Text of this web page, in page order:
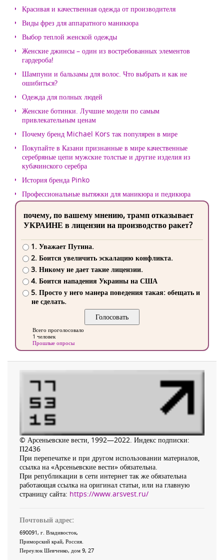
Красивая и качественная одежда от производителя
Виды фрез для аппаратного маникюра
Выбор теплой женской одежды
Женские джинсы – один из востребованных элементов
гардероба!
Шампуни и бальзамы для волос. Что выбрать и как не
ошибиться?
Одежда для полных людей
Женские ботинки. Лучшие модели по самым
привлекательным ценам
Почему бренд Michael Kors так популярен в мире
Покупайте в Казани признанные в мире качественные
серебряные цепи мужские толстые и другие изделия из
кубачинского серебра
История бренда Pinko
Профессиональные вытяжки для маникюра и педикюра
почему, по вашему мнению, трамп отказывает
УКРАИНЕ в лицензии на производство ракет?
1. Уважает Путина.
2. Боится увеличить эскалацию конфликта.
3. Никому не дает такие лицензии.
4. Боится нападения Украины на США
5. Просто у него манера поведения такая: обещать и
не сделать.
Всего проголосовало
1 человек
Прошлые опросы
© Арсеньевские вести, 1992—2022. Индекс подписки:
П2436
При перепечатке и при другом использовании материалов,
ссылка на «Арсеньевские вести» обязательна.
При републикации в сети интернет так же обязательна
работающая ссылка на оригинал статьи, или на главную
страницу сайта: https://www.arsvest.ru/
Почтовый адрес:
690091, г. Владивосток,
Приморский край, Россия
Переулок Шевченко, дом 9, 27